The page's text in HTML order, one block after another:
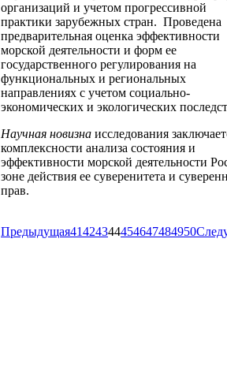
организаций и учетом прогрессивной
практики зарубежных стран. Проведена
предварительная оценка эффективности
морской деятельности и форм ее
государственного регулирования на
функциональных и региональных
направлениях с учетом социально-
экономических и экологических
Научная новизна исследования
комплексности анализа состояния и
эффективности морской деятельности
зоне действия ее суверенитета и
прав.
Предыдущая41424344454647484950